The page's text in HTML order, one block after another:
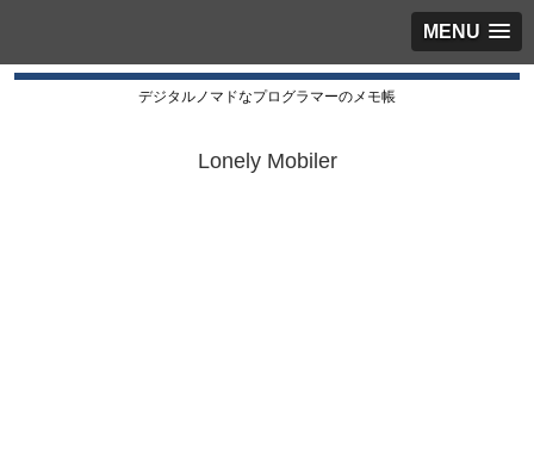
MENU
デジタルノマドなプログラマーのメモ帳
Lonely Mobiler